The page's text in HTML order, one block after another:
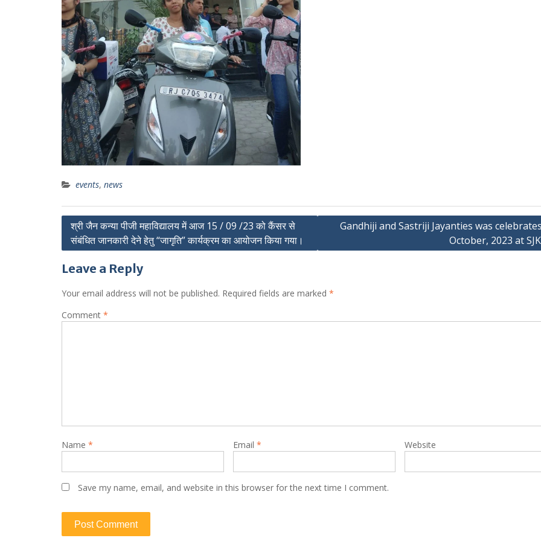
events, news
Post
navigation
श्री जैन कन्या पीजी महाविद्यालय में आज 15 / 09 /23 को कैंसर से
संबंधित जानकारी देने हेतु “जागृति” कार्यक्रम का आयोजन किया गया।
Gandhiji and Sastriji Jayanties was
October, 2023 at
Leave a Reply
Your email address will not be published. Required fields are marked *
Comment *
Name * Email * Website
Save my name, email, and website in this browser for the next time I comment.